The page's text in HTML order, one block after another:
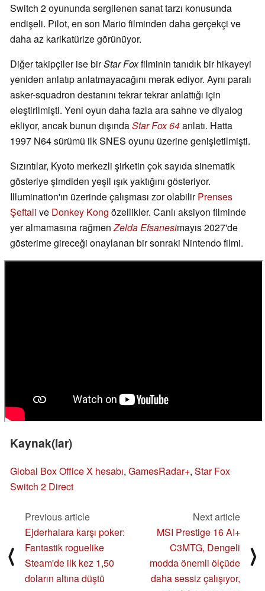
Switch 2 oyununda sergilenen sanat tarzı konusunda
endişeli. Pilot, en son Mario filminden daha gerçekçi ve
daha az karikatürize görünüyor.
Diğer takipçiler ise birStar Foxfilminin tanıdık bir hikayeyi
yeniden anlatıp anlatmayacağını merak ediyor. Aynı paralı
asker-squadron destanını tekrar tekrar anlattığı için
eleştirilmişti. Yeni oyun daha fazla ara sahne ve diyalog
ekliyor, ancak bunun dışındaStar Fox 64anlatı. Hatta
1997 N64 sürümü ilk SNES oyunu üzerine genişletilmişti.
Sızıntılar, Kyoto merkezli şirketin çok sayıda sinematik
gösteriye şimdiden yeşil ışık yaktığını gösteriyor.
Illumination'ın üzerinde çalışması zor olabilirPrenses
Şeftali ve Donkey Kong özellikler. Canlı aksiyon filminde
yer almamasına rağmenZelda Efsanesimayıs 2027'de
gösterime gireceği onaylanan bir sonraki Nintendo filmi.
Kaynak(lar)
Global Box Office X hesabı, GamesRadar+, Star Fox
Switch 2 Direct
⟨
Previous article
Ejderhalara karşı poker:
Fantastik roguelike
Steam'de ilk kez 1,50
doların altına düştü
Next article
MSI Prestige 16 AI+
C3MTG, Dengeli
modda önemli ölçüde
daha sessiz çalışıyor,
⟩